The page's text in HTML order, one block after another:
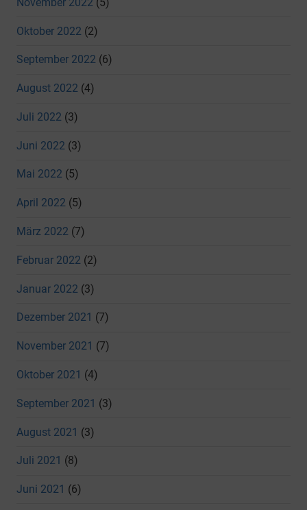
Oktober 2022 (2)
September 2022 (6)
August 2022 (4)
Juli 2022 (3)
Juni 2022 (3)
Mai 2022 (5)
April 2022 (5)
März 2022 (7)
Februar 2022 (2)
Januar 2022 (3)
Dezember 2021 (7)
November 2021 (7)
Oktober 2021 (4)
September 2021 (3)
August 2021 (3)
Juli 2021 (8)
Juni 2021 (6)